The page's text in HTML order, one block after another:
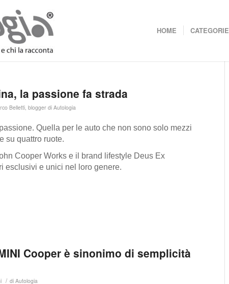
HOME CATEGORIE
la passione fa strada
Belletti, blogger di Autologia
Quella per le auto che non sono solo mezzi
su quattro ruote.
Cooper Works e il brand lifestyle Deus Ex
esclusivi e unici nel loro genere.
Cooper è sinonimo di semplicità
/ diAutologia